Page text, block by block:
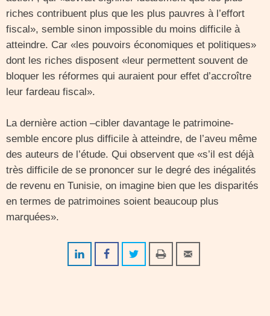
riches contribuent plus que les plus pauvres à l’effort
fiscal», semble sinon impossible du moins difficile à
atteindre. Car «les pouvoirs économiques et politiques»
dont les riches disposent «leur permettent souvent de
bloquer les réformes qui auraient pour effet d’accroître
leur fardeau fiscal».
La dernière action –cibler davantage le patrimoine-
semble encore plus difficile à atteindre, de l’aveu même
des auteurs de l’étude. Qui observent que «s’il est déjà
très difficile de se prononcer sur le degré des inégalités
de revenu en Tunisie, on imagine bien que les disparités
en termes de patrimoines soient beaucoup plus
marquées».